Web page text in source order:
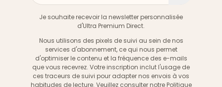
Je souhaite recevoir la newsletter personnalisée
d'Ultra Premium Direct.
Nous utilisons des pixels de suivi au sein de nos
services d'abonnement, ce qui nous permet
d'optimiser le contenu et la fréquence des e-mails
que vous recevrez. Votre inscription inclut l'usage de
ces traceurs de suivi pour adapter nos envois à vos
habitudes de lecture. Veuillez consulter notre Politique